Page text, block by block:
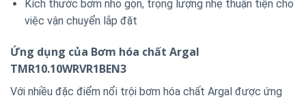
Kích thước bơm nhỏ gọn, trọng lượng nhẹ thuận tiện cho
việc vận chuyển lắp đặt
Ứng dụng của Bơm hóa chất Argal
TMR10.10WRVR1BEN3
Với nhiều đặc điểm nổi trội bơm hóa chất Argal được ứng